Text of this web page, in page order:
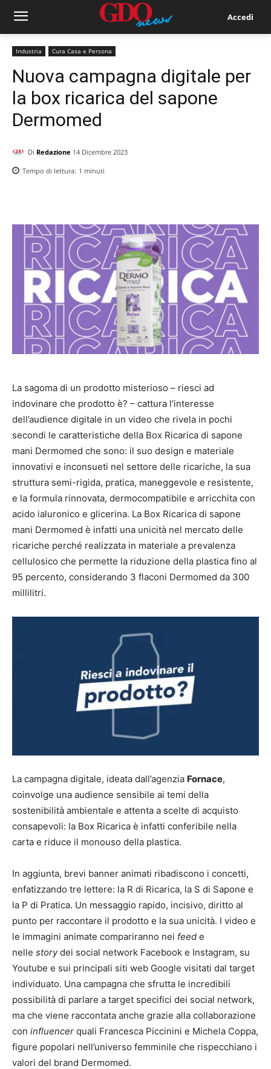
Accedi
Industria Cura Casa e Persona
Nuova campagna digitale per
la box ricarica del sapone
Dermomed
Di Redazione 14 Dicembre 2023
Tempo di lettura: 1 minuti
La sagoma di un prodotto misterioso – riesci ad
indovinare che prodotto è? – cattura l’interesse
dell’audience digitale in un video che rivela in pochi
secondi le caratteristiche della Box Ricarica di sapone
mani Dermomed che sono: il suo design e materiale
innovativi e inconsueti nel settore delle ricariche, la sua
struttura semi-rigida, pratica, maneggevole e resistente,
e la formula rinnovata, dermocompatibile e arricchita con
acido ialuronico e glicerina. La Box Ricarica di sapone
mani Dermomed è infatti una unicità nel mercato delle
ricariche perché realizzata in materiale a prevalenza
cellulosico che permette la riduzione della plastica fino al
95 percento, considerando 3 flaconi Dermomed da 300
millilitri.
La campagna digitale, ideata dall’agenzia Fornace,
coinvolge una audience sensibile ai temi della
sostenibilità ambientale e attenta a scelte di acquisto
consapevoli: la Box Ricarica è infatti conferibile nella
carta e riduce il monouso della plastica.
In aggiunta, brevi banner animati ribadiscono i concetti,
enfatizzando tre lettere: la R di Ricarica, la S di Sapone e
la P di Pratica. Un messaggio rapido, incisivo, diritto al
punto per raccontare il prodotto e la sua unicità. I video e
le immagini animate compariranno nei feed e
nelle storydei social network Facebook e Instagram, su
Youtube e sui principali siti web Google visitati dal target
individuato. Una campagna che sfrutta le incredibili
possibilità di parlare a target specifici dei social network,
ma che viene raccontata anche grazie alla collaborazione
con influencer quali Francesca Piccinini e Michela Coppa,
figure popolari nell’universo femminile che rispecchiano i
valori del brand Dermomed.